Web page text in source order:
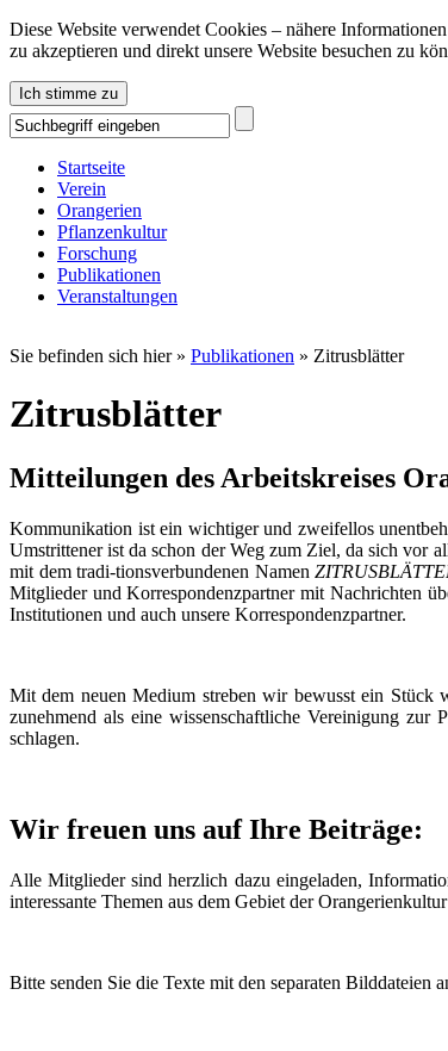
Diese Website verwendet Cookies – nähere
zu akzeptieren und direkt unsere Website besuchen zu
Ich stimme zu
Startseite
Verein
Orangerien
Pflanzenkultur
Forschung
Publikationen
Veranstaltungen
Sie befinden sich hier » Publikationen » Zitrusblätter
Zitrusblätter
Mitteilungen des Arbeitskreises
Kommunikation ist ein wichtiger und zweifellos
Umstrittener ist da schon der Weg zum Ziel, da sich vor
mit dem tradi-tionsverbundenen Namen
Mitglieder und Korrespondenzpartner mit Nachrichten
Institutionen und auch unsere Korrespondenzpartner.
Mit dem neuen Medium streben wir bewusst ein Stück
zunehmend als eine wissenschaftliche Vereinigung zur
schlagen.
Wir freuen uns auf Ihre Beiträge:
Alle Mitglieder sind herzlich dazu eingeladen,
interessante Themen aus dem Gebiet der
Bitte senden Sie die Texte mit den separaten Bilddateien